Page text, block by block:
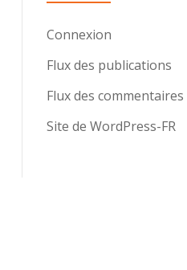
Connexion
Flux des publications
Flux des commentaires
Site de WordPress-FR